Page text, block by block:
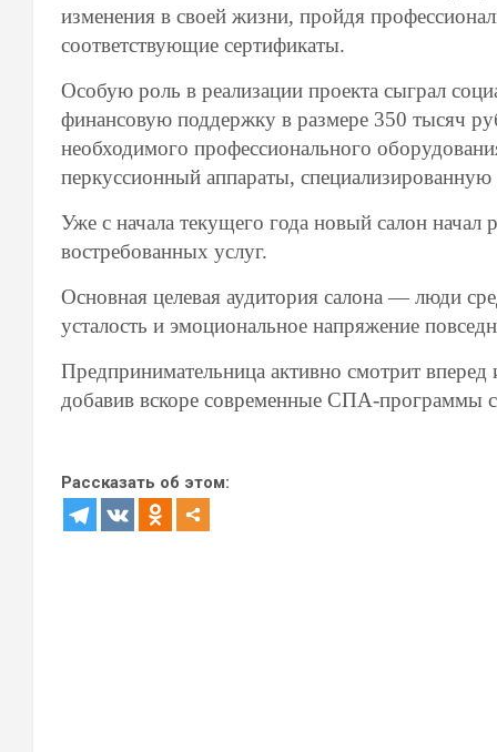
изменения в своей жизни, пройдя
соответствующие сертификаты.
Особую роль в реализации проекта сыграл
финансовую поддержку в размере 350 тысяч
необходимого профессионального
перкуссионный аппараты,
Уже с начала текущего года новый салон
востребованных услуг.
Основная целевая аудитория салона — люди
усталость и эмоциональное напряжение
Предпринимательница активно смотрит
добавив вскоре современные СПА-программы
Рассказать об этом: